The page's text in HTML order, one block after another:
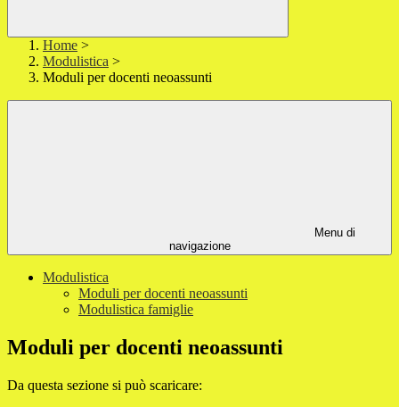
Home >
Modulistica >
Moduli per docenti neoassunti
Menu di
navigazione
Modulistica
Moduli per docenti neoassunti
Modulistica famiglie
Moduli per docenti neoassunti
Da questa sezione si può scaricare: